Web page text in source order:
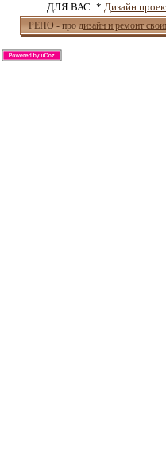
ДЛЯ ВАС: * Дизайн
РЕПО - продизайн и ремонт